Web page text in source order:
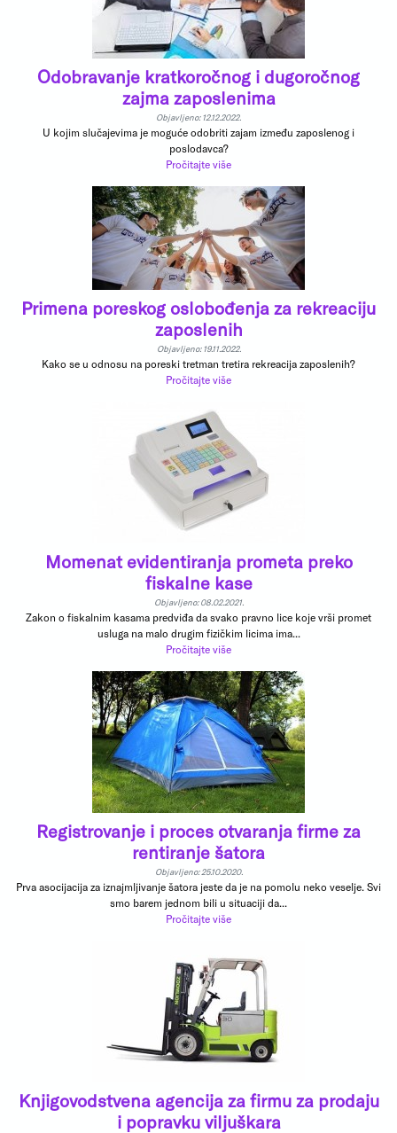
Odobravanje kratkoročnog i dugoročnog
zajma zaposlenima
Objavljeno: 12.12.2022.
U kojim slučajevima je moguće odobriti zajam između zaposlenog i
poslodavca?
Pročitajte više
Primena poreskog oslobođenja za rekreaciju
zaposlenih
Objavljeno: 19.11.2022.
Kako se u odnosu na poreski tretman tretira rekreacija zaposlenih?
Pročitajte više
Momenat evidentiranja prometa preko
fiskalne kase
Objavljeno: 08.02.2021.
Zakon o fiskalnim kasama predviđa da svako pravno lice koje vrši promet
usluga na malo drugim fizičkim licima ima...
Pročitajte više
Registrovanje i proces otvaranja firme za
rentiranje šatora
Objavljeno: 25.10.2020.
Prva asocijacija za iznajmljivanje šatora jeste da je na pomolu neko veselje. Svi
smo barem jednom bili u situaciji da...
Pročitajte više
Knjigovodstvena agencija za firmu za prodaju
i popravku viljuškara